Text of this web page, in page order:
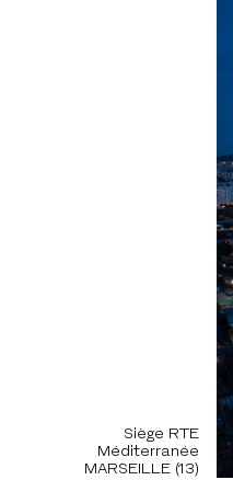
Siège RTE
Méditerranée
MARSEILLE (13)